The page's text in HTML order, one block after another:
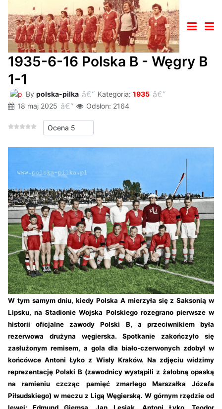
1935-6-16 Polska B - Węgry B
1-1
By polska-pilka Kategoria: 1935
18 maj 2025
Odsłon: 2164
Proszę, oceń
W tym samym dniu, kiedy Polska A mierzyła się z Saksonią w
Lipsku, na Stadionie Wojska Polskiego rozegrano pierwsze w
historii oficjalne zawody Polski B, a przeciwnikiem była
rezerwowa drużyna węgierska. Spotkanie zakończyło się
zasłużonym remisem, a gola dla biało-czerwonych zdobył w
końcówce Antoni Łyko z Wisły Kraków. Na zdjęciu widzimy
reprezentację Polski B (zawodnicy wystąpili z żałobną opaską
na ramieniu czcząc pamięć zmarłego Marszałka Józefa
Piłsudskiego) w meczu z Ligą Węgierską. W górnym rzędzie od